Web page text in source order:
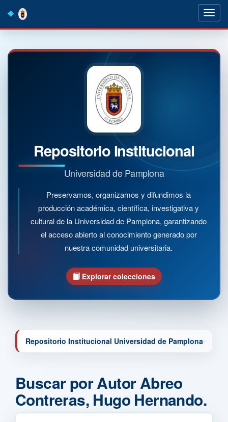
navigation
Repositorio Institucional
Universidad de Pamplona
Preservamos, organizamos y difundimos la
producción académica, científica, investigativa y
cultural de la Universidad de Pamplona, garantizando
el acceso abierto al conocimiento generado por
nuestra comunidad universitaria.
Explorar colecciones
Repositorio Institucional Universidad de Pamplona
Buscar por Autor Abreo
Contreras, Hugo Hernando.